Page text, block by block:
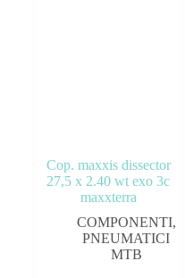
Cop. maxxis dissector
27,5 x 2.40 wt exo 3c
maxxterra
COMPONENTI,
PNEUMATICI
MTB